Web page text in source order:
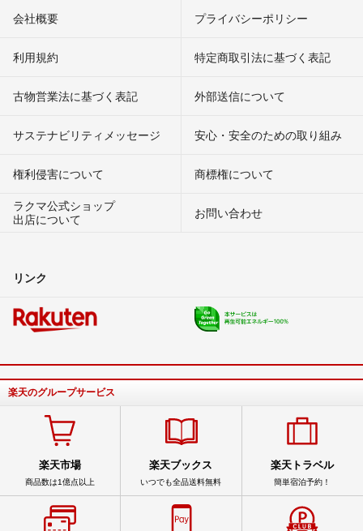
会社概要 プライバシーポリシー
利用規約 特定商取引法に基づく表記
古物営業法に基づく表記 外部送信について
サステナビリティメッセージ 安心・安全のための取り組み
権利侵害について
商標権について
ラクマ公式ショップ
出店について
お問い合わせ
リンク
楽天のグループサービス
楽天市場
商品数は1億点以上
楽天ブックス
いつでも全品送料無料
楽天トラベル
簡単宿泊予約！